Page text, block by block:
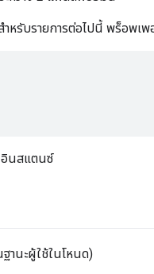
หรับรายการต่อไปนี้ พร็อพเพ
อินสแตนซ์
านะผู้ใช้ในโหนด)